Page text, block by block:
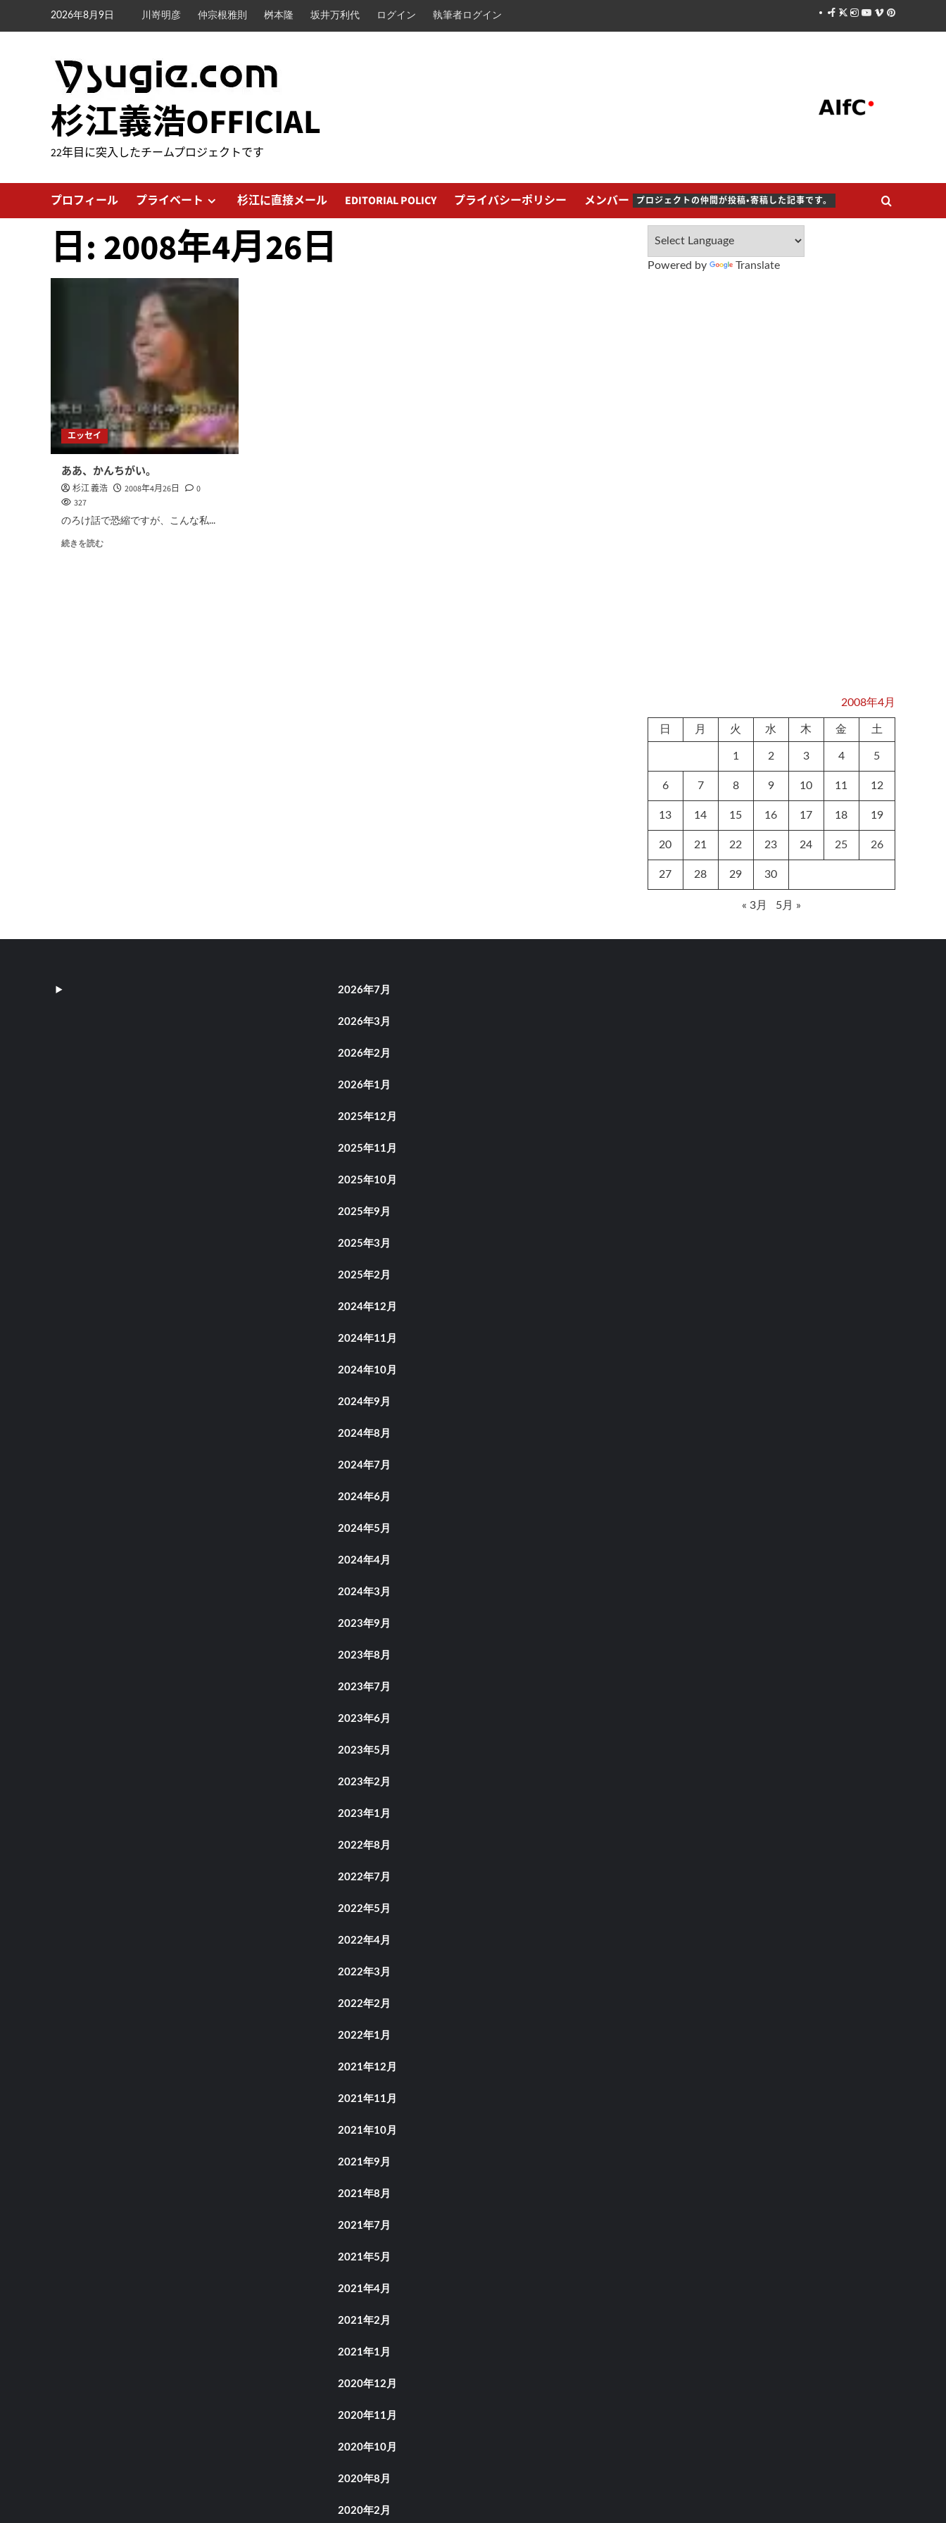
2026年8月9日 川嵜明彦 仲宗根雅則 桝本隆 坂井万利代 ログイン 執筆者ログイン Facebook
X Instagram
Youtube
VimeoPinterest
杉江義浩OFFICIAL
22年目に突入したチームプロジェクトです
プロフィール プライベート 杉江に直接メール EDITORIAL POLICY プライバシーポリシー メンバー プロジェクトの仲間が投稿・寄稿した記事です。
日:2008年4月26日
エッセイ
ああ、かんちがい。
杉江 義浩 2008年4月26日
0
327
のろけ話で恐縮ですが、こんな私...
続きを読む
Powered by Translate
2008年4月
日 月 火 水 木 金 土
1 2 3 4 5
6 7 8 9 10 11 12
13 14 15 16 17 18 19
20 21 22 23 24 25 26
27 28 29 30
« 3月 5月 »
2026年7月
2026年3月
2026年2月
2026年1月
2025年12月
2025年11月
2025年10月
2025年9月
2025年3月
2025年2月
2024年12月
2024年11月
2024年10月
2024年9月
2024年8月
2024年7月
2024年6月
2024年5月
2024年4月
2024年3月
2023年9月
2023年8月
2023年7月
2023年6月
2023年5月
2023年2月
2023年1月
2022年8月
2022年7月
2022年5月
2022年4月
2022年3月
2022年2月
2022年1月
2021年12月
2021年11月
2021年10月
2021年9月
2021年8月
2021年7月
2021年5月
2021年4月
2021年2月
2021年1月
2020年12月
2020年11月
2020年10月
2020年8月
2020年2月